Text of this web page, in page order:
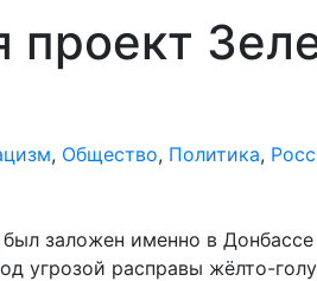
, Общество, Политика,
заложен именно в
угрозой расправы жёлто-